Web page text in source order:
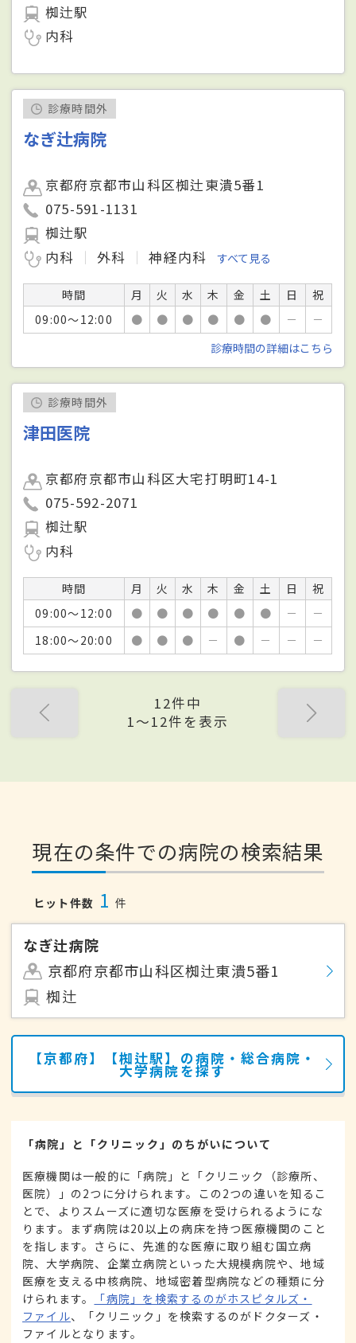
椥辻駅
内科
診療時間外
なぎ辻病院
京都府京都市山科区椥辻東潰5番1
075-591-1131
椥辻駅
内科
外科 神経内科 すべて見る
時間 月 火 水 木 金 土 日
祝
09:00～12:00
● ● ● ● ● ● －
－
診療時間の詳細はこちら
診療時間外
津田医院
京都府京都市山科区大宅打明町14-1
075-592-2071
椥辻駅
内科
時間 月 火 水 木 金 土 日
祝
09:00～12:00
● ● ● ● ● ● －
－
18:00～20:00
● ● ● － ● － － －
12件中
1〜12件を表示
現在の条件での病院の検索結果
ヒット件数 1 件
なぎ辻病院
京都府京都市山科区椥辻東潰5番1
椥辻
【京都府】【椥辻駅】の病院・総合病院・
大学病院を探す
「病院」と「クリニック」のちがいについて
医療機関は一般的に「病院」と「クリニック（診療所、
医院）」の2つに分けられます。この2つの違いを知るこ
とで、よりスムーズに適切な医療を受けられるようにな
ります。まず病院は20以上の病床を持つ医療機関のこと
を指します。さらに、先進的な医療に取り組む国立病
院、大学病院、企業立病院といった大規模病院や、地域
医療を支える中核病院、地域密着型病院などの種類に分
けられます。
「病院」を検索するのがホスピタルズ・
ファイル、「クリニック」を検索するのがドクターズ・
ファイルとなります。